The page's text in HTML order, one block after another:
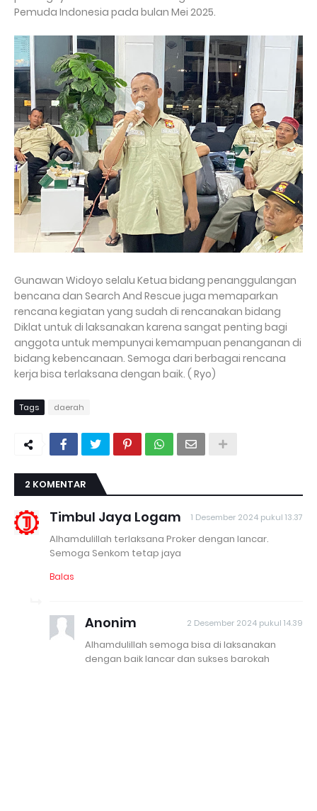
Pemuda Indonesia pada bulan Mei 2025.
Gunawan Widoyo selalu Ketua bidang penanggulangan
bencana dan Search And Rescue juga memaparkan
rencana kegiatan yang sudah di rencanakan bidang
Diklat untuk di laksanakan karena sangat penting bagi
anggota untuk mempunyai kemampuan penanganan di
bidang kebencanaan. Semoga dari berbagai rencana
kerja bisa terlaksana dengan baik. ( Ryo)
Tags daerah
2 KOMENTAR
Timbul Jaya Logam 1 Desember 2024 pukul 13.37
Alhamdulillah terlaksana Proker dengan lancar.
Semoga Senkom tetap jaya
Balas
Anonim 2 Desember 2024 pukul 14.39
Alhamdulillah semoga bisa di laksanakan
dengan baik lancar dan sukses barokah